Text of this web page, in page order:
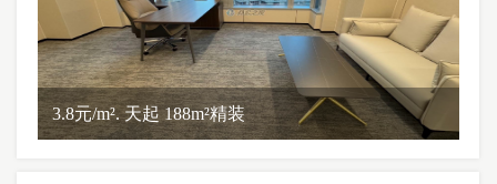
3.8元/m². 天起 188m²精装